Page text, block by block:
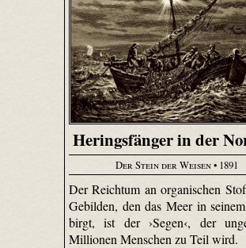
Heringsfänger in der
Der Stein der Weisen• 1891
Der Reichtum an organischen
Gebilden, den das Meer in
birgt, ist der ›Segen‹, der
Millionen Menschen zu Teil wird.